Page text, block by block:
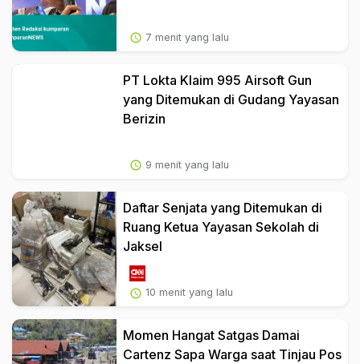
7 menit yang lalu
PT Lokta Klaim 995 Airsoft Gun
yang Ditemukan di Gudang Yayasan
Berizin
9 menit yang lalu
Daftar Senjata yang Ditemukan di
Ruang Ketua Yayasan Sekolah di
Jaksel
10 menit yang lalu
Momen Hangat Satgas Damai
Cartenz Sapa Warga saat Tinjau Pos